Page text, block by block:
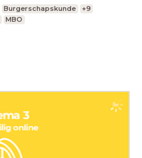
Burgerschapskunde
+9
MBO